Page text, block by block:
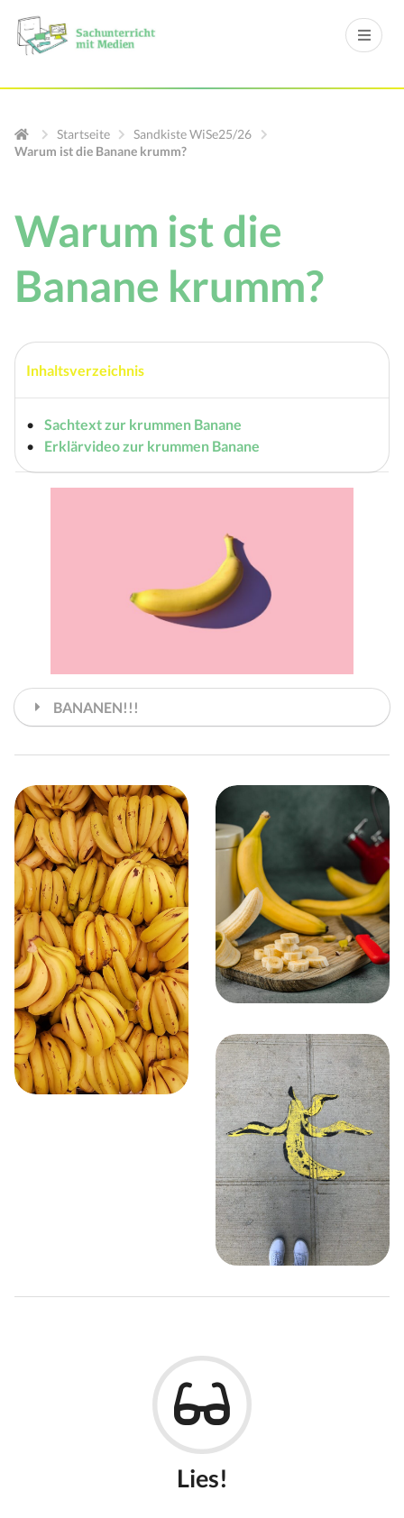
Startseite
Sandkiste WiSe25/26
Warum ist die Banane krumm?
Warum ist die
Banane krumm?
Inhaltsverzeichnis
Sachtext zur krummen Banane
Erklärvideo zur krummen Banane
BANANEN!!!
Lies!